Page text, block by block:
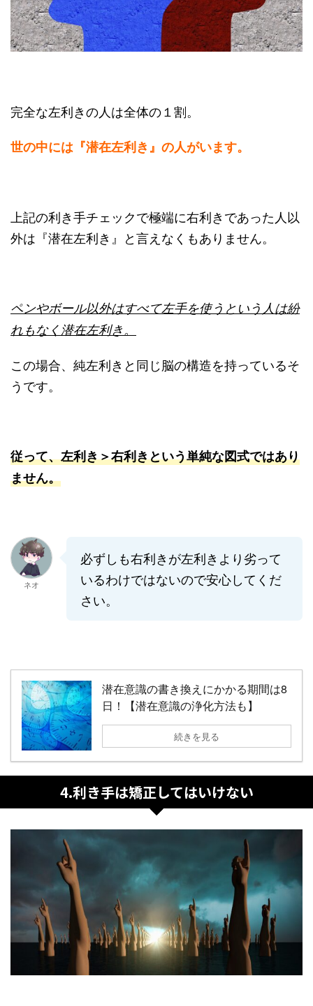
完全な左利きの人は全体の１割。
世の中には『潜在左利き』の人がいます。
上記の利き手チェックで極端に右利きであった人以
外は『潜在左利き』と言えなくもありません。
ペンやボール以外はすべて左手を使うという人は紛
れもなく潜在左利き。
この場合、純左利きと同じ脳の構造を持っているそ
うです。
従って、左利き＞右利きという単純な図式ではあり
ません。
ネオ
必ずしも右利きが左利きより劣って
いるわけではないので安心してくだ
さい。
潜在意識の書き換えにかかる期間は8
日！【潜在意識の浄化方法も】
続きを見る
4.利き手は矯正してはいけない